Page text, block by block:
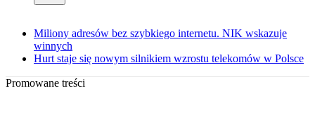
Miliony adresów bez szybkiego internetu. NIK wskazuje
winnych
Hurt staje się nowym silnikiem wzrostu telekomów w Polsce
Promowane treści